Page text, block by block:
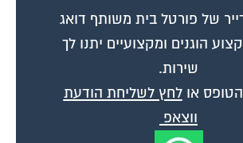
של פורטל בית משותף דואג
הוגנים ומקצועיים יתנו לך
שירות.
אולחץ לשליחת הודעת
ווצאפ